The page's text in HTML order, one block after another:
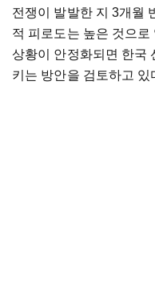
전쟁이 발발한 지 3개월
적 피로도는 높은 것으
상황이 안정화되면 한국
키는 방안을 검토하고 있